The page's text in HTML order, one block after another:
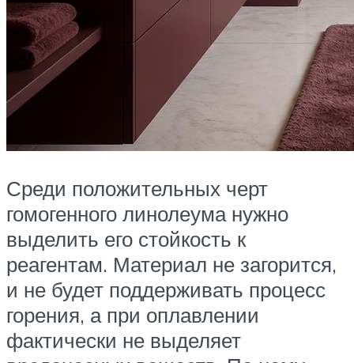
Среди положительных черт
гомогенного линолеума нужно
выделить его стойкость к
реагентам. Материал не загорится,
и не будет поддерживать процесс
горения, а при оплавлении
фактически не выделяет